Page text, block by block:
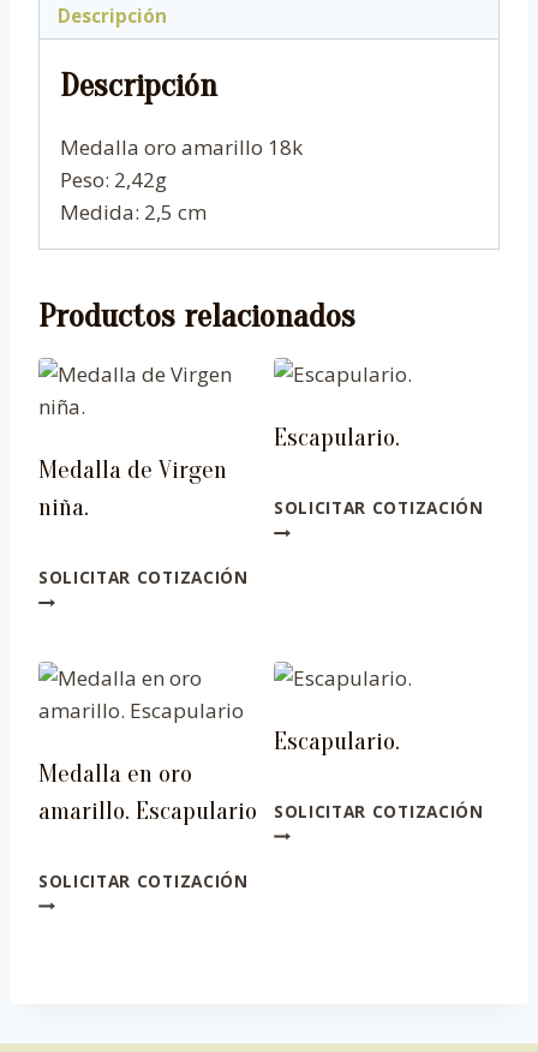
Descripción
Descripción
Medalla oro amarillo 18k
Peso: 2,42g
Medida: 2,5 cm
Productos relacionados
Medalla de Virgen
niña.
SOLICITAR COTIZACIÓN
Escapulario.
SOLICITAR COTIZACIÓN
Medalla en oro
amarillo. Escapulario
SOLICITAR COTIZACIÓN
Escapulario.
SOLICITAR COTIZACIÓN